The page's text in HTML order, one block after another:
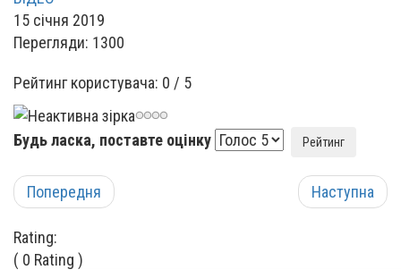
15 січня 2019
Перегляди: 1300
Рейтинг користувача: 0 / 5
Будь ласка, поставте оцінку
Попередня Наступна
Rating:
( 0 Rating )